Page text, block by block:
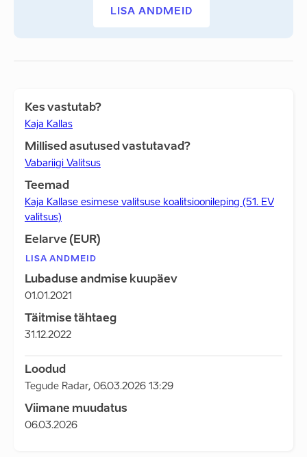
LISA ANDMEID
Kes vastutab?
Kaja Kallas
Millised asutused vastutavad?
Vabariigi Valitsus
Teemad
Kaja Kallase esimese valitsuse koalitsioonileping (51. EV
valitsus)
Eelarve (EUR)
LISA ANDMEID
Lubaduse andmise kuupäev
01.01.2021
Täitmise tähtaeg
31.12.2022
Loodud
Tegude Radar, 06.03.2026 13:29
Viimane muudatus
06.03.2026